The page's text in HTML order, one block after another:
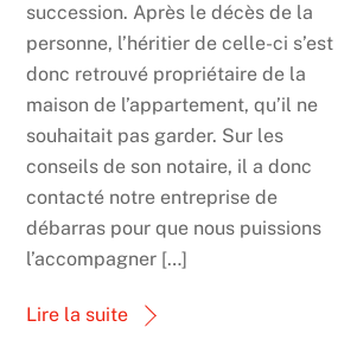
succession. Après le décès de la
personne, l’héritier de celle-ci s’est
donc retrouvé propriétaire de la
maison de l’appartement, qu’il ne
souhaitait pas garder. Sur les
conseils de son notaire, il a donc
contacté notre entreprise de
débarras pour que nous puissions
l’accompagner […]
Lire la suite